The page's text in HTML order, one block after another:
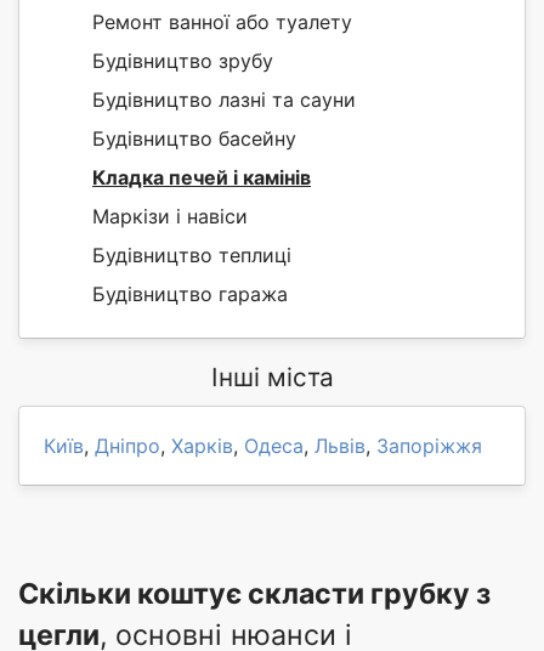
Ремонт ванної або туалету
Будівництво зрубу
Будівництво лазні та сауни
Будівництво басейну
Кладка печей і камінів
Маркізи і навіси
Будівництво теплиці
Будівництво гаража
Інші міста
Київ, Дніпро, Харків, Одеса, Львів, Запоріжжя
Скільки коштує скласти грубку з
цегли, основні нюанси і